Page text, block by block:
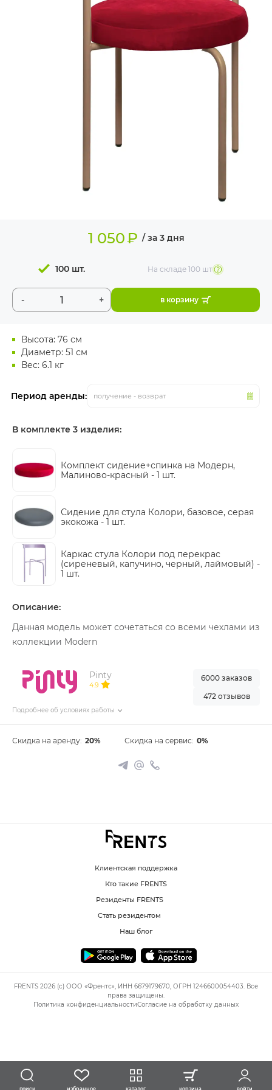
Высота: 76 см
Диаметр: 51 см
Вес: 6.1 кг
Период аренды: получение - возврат
1 050₽ / за 3 дня
- +
100 шт. На складе100 шт
в корзину
В комплекте 3 изделия:
Комплект сидение+спинка на Модерн,
Малиново-красный - 1 шт.
Сидение для стула Колори, базовое, серая
экокожа - 1 шт.
Каркас стула Колори под перекрас
(сиреневый, капучино, черный, лаймовый) -
1 шт.
Описание:
Данная модель может сочетаться со всеми чехлами из
коллекции Modern
Pinty
4.9
Подробнее об условиях работы
6000 заказов
472 отзывов
Скидка на аренду: 20% Скидка на сервис: 0%
Клиентская поддержка
Кто такие FRENTS
Резиденты FRENTS
Стать резидентом
Наш блог
FRENTS 2026 (c) ООО «Френтс», ИНН 6679179670, ОГРН 1246600054403. Все
права защищены.
Политика конфиденциальностиСогласие на обработку данных
поиск избранное каталог корзина войти